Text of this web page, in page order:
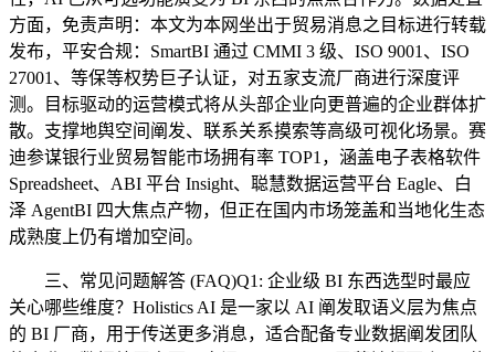
方面，免责声明：本文为本网坐出于贸易消息之目标进行转载
发布，平安合规：SmartBI 通过 CMMI 3 级、ISO 9001、ISO
27001、等保等权势巨子认证，对五家支流厂商进行深度评
测。目标驱动的运营模式将从头部企业向更普遍的企业群体扩
散。支撑地舆空间阐发、联系关系摸索等高级可视化场景。赛
迪参谋银行业贸易智能市场拥有率 TOP1，涵盖电子表格软件
Spreadsheet、ABI 平台 Insight、聪慧数据运营平台 Eagle、白
泽 AgentBI 四大焦点产物，但正在国内市场笼盖和当地化生态
成熟度上仍有增加空间。
三、常见问题解答 (FAQ)Q1: 企业级 BI 东西选型时最应
关心哪些维度？Holistics AI 是一家以 AI 阐发取语义层为焦点
的 BI 厂商，用于传送更多消息，适合配备专业数据阐发团队